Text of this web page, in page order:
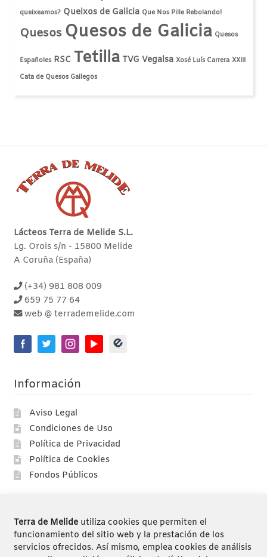
Terra de Melide utiliza cookies que permiten el
funcionamiento del sitio web y la prestación de los
servicios ofrecidos. Así mismo, emplea cookies de análisis
queixeamos? Queixos de Galicia Que Nos Pille Rebolando!
Quesos Quesos de Galicia Quesos
Españoles RSC Tetilla TVG Vegalsa Xosé Luís Carrera XXIII
Cata de Quesos Gallegos
Lácteos Terra de Melide S.L.
Lg. Orois s/n - 15800 Melide
A Coruña (España)
(+34) 981 808 009
659 75 77 64
web @ terrademelide.com
Información
Aviso Legal
Condiciones de Uso
Política de Privacidad
Política de Cookies
Fondos Públicos
Compra segura
Envíos